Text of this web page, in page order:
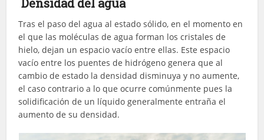
Tras el paso del agua al estado sólido, en el momento en
el que las moléculas de agua forman los cristales de
hielo, dejan un espacio vacío entre ellas. Este espacio
vacío entre los puentes de hidrógeno genera que al
cambio de estado la densidad disminuya y no aumente,
el caso contrario a lo que ocurre comúnmente pues la
solidificación de un líquido generalmente entraña el
aumento de su densidad.